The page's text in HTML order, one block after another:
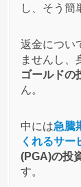
は大丈
自業自得
し、そう簡
返金につい
ませんし、
ゴールドの
ん。
中には急騰
くれるサー
(PGA)の投
す。